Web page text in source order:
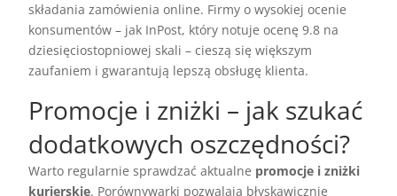
składania zamówienia online. Firmy o wysokiej ocenie
konsumentów – jak InPost, który notuje ocenę 9.8 na
dziesięciostopniowej skali – cieszą się większym
zaufaniem i gwarantują lepszą obsługę klienta.
Promocje i zniżki – jak szukać
dodatkowych oszczędności?
Warto regularnie sprawdzać aktualne promocje i zniżki
kurierskie. Porównywarki pozwalają błyskawicznie